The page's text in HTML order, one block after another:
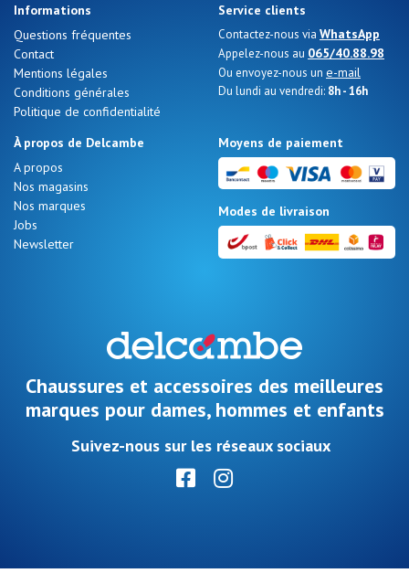
Sacs
Accessoires
Nos
marques
Promos
d'été
cadeau
Informations
Questions fréquentes
Contact
Mentions légales
Conditions générales
Politique de confidentialité
Service clients
Contactez-nous via WhatsApp
Appelez-nous au 065/40.88.98
Ou envoyez-nous un e-mail
Du lundi au vendredi: 8h - 16h
À propos de Delcambe
A propos
Nos magasins
Nos marques
Jobs
Newsletter
Moyens de paiement
Modes de livraison
Chaussures et accessoires des meilleures
marques pour dames, hommes et enfants
Suivez-nous sur les réseaux sociaux